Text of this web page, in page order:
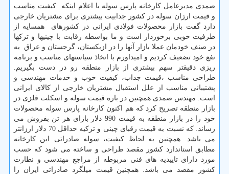
صمدی مدیرعامل کارخانه پارس سوله با اعلام اینکه کیفیت مناسب
و قیمت ارزان سوله در کشور جدابیت بیشتری برای مشتریان خارجی
دارد گفت بازار محصولات فولادی ایرانی در کشورهای همسایه از
طرفیت خوبی برخوردار است و ما بواسطه رقابت با چینیها و ترکها
در صنف خودمان عملا بازار آنها را در ازبکستان، گرجستان و عراق به
نفع خود تضعیف کردیم و امیداورم با اتخاذ سیاستهای مناسب و برنامه
ریزی دقیقتر سهم بیشتری از بازار منطقه رو در دست بگیریم.
طراحی مناسب ،قیمت جداب، کیفیت خوب و خدمات مهندسی و
پشتیبانی مناسب از علل استقبال مشتریان خارجی از کالای ایرانی
است. مهندس صمدی همچنین در باره قیمت سوله و اسکلت فلزی در
بازار منطقه تصریح کرد که هم اکنون کارخانه پارس سوله محصولات
خود را در بازار منطقه به قیمت 990 دلار بازای هر تن بفروش می
رساند. که نسبت به قیمت رقبای چینی و ترکیه حداقل 70 دلار ارزانتر
می باشد. همچنین به لحاظ کیفیت، سوله صادراتی این کارخانه
مطابق استاندارد کشور مقصد طراحی و ساخته می شود که حسب
مورد دارای تاییدیه های فنی مربوطه از مراجع مهندسی و نطارت
کشور مقصد می باشد. همچنین قیمت میلگرد صادراتی ایران را